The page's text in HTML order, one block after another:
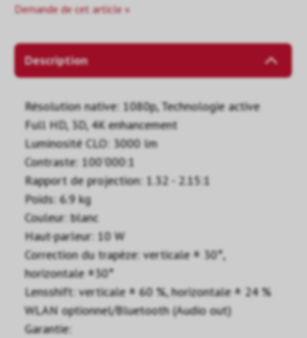
Demande de cet article »
Description
Résolution native: 1080p, Technologie active
Full HD, 3D, 4K enhancement
Luminosité CLO: 3000 lm
Contraste: 100'000:1
Rapport de projection: 1.32 - 2.15:1
Poids: 6.9 kg
Couleur: blanc
Haut-parleur: 10 W
Correction du trapèze: verticale ± 30°,
horizontale ±30°
Lensshift: verticale ± 60 %, horizontale ± 24 %
WLAN optionnel/Bluetooth (Audio out)
Garantie: